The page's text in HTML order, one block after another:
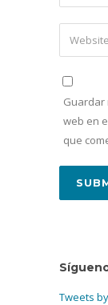
Guardar
web en
que
Tweets by